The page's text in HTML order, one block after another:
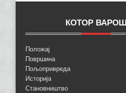
КОТОР ВАРОШ
Положај
Површина
Пољопривреда
Историја
Становништво